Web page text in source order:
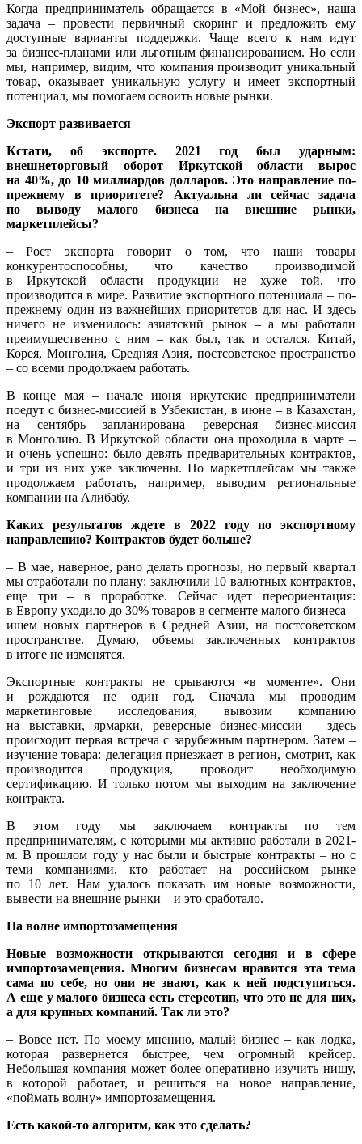
Когда предприниматель обращается в «Мой бизнес», наша
задача – провести первичный скоринг и предложить ему
доступные варианты поддержки. Чаще всего к нам идут
за бизнес-планами или льготным финансированием. Но если
мы, например, видим, что компания производит уникальный
товар, оказывает уникальную услугу и имеет экспортный
потенциал, мы помогаем освоить новые рынки.
Экспорт развивается
Кстати, об экспорте. 2021 год был ударным:
внешнеторговый оборот Иркутской области вырос
на 40%, до 10 миллиардов долларов. Это направление по-
прежнему в приоритете? Актуальна ли сейчас задача
по выводу малого бизнеса на внешние рынки,
маркетплейсы?
– Рост экспорта говорит о том, что наши товары
конкурентоспособны, что качество производимой
в Иркутской области продукции не хуже той, что
производится в мире. Развитие экспортного потенциала – по-
прежнему один из важнейших приоритетов для нас. И здесь
ничего не изменилось: азиатский рынок – а мы работали
преимущественно с ним – как был, так и остался. Китай,
Корея, Монголия, Средняя Азия, постсоветское пространство
– со всеми продолжаем работать.
В конце мая – начале июня иркутские предприниматели
поедут с бизнес-миссией в Узбекистан, в июне – в Казахстан,
на сентябрь запланирована реверсная бизнес-миссия
в Монголию. В Иркутской области она проходила в марте –
и очень успешно: было девять предварительных контрактов,
и три из них уже заключены. По маркетплейсам мы также
продолжаем работать, например, выводим региональные
компании на Алибабу.
Каких результатов ждете в 2022 году по экспортному
направлению? Контрактов будет больше?
– В мае, наверное, рано делать прогнозы, но первый квартал
мы отработали по плану: заключили 10 валютных контрактов,
еще три – в проработке. Сейчас идет переориентация:
в Европу уходило до 30% товаров в сегменте малого бизнеса –
ищем новых партнеров в Средней Азии, на постсоветском
пространстве. Думаю, объемы заключенных контрактов
в итоге не изменятся.
Экспортные контракты не срываются «в моменте». Они
и рождаются не один год. Сначала мы проводим
маркетинговые исследования, вывозим компанию
на выставки, ярмарки, реверсные бизнес-миссии – здесь
происходит первая встреча с зарубежным партнером. Затем –
изучение товара: делегация приезжает в регион, смотрит, как
производится продукция, проводит необходимую
сертификацию. И только потом мы выходим на заключение
контракта.
В этом году мы заключаем контракты по тем
предпринимателям, с которыми мы активно работали в 2021-
м. В прошлом году у нас были и быстрые контракты – но с
теми компаниями, кто работает на российском рынке
по 10 лет. Нам удалось показать им новые возможности,
вывести на внешние рынки – и это сработало.
На волне импортозамещения
Новые возможности открываются сегодня и в сфере
импортозамещения. Многим бизнесам нравится эта тема
сама по себе, но они не знают, как к ней подступиться.
А еще у малого бизнеса есть стереотип, что это не для них,
а для крупных компаний. Так ли это?
– Вовсе нет. По моему мнению, малый бизнес – как лодка,
которая развернется быстрее, чем огромный крейсер.
Небольшая компания может более оперативно изучить нишу,
в которой работает, и решиться на новое направление,
«поймать волну» импортозамещения.
Есть какой-то алгоритм, как это сделать?